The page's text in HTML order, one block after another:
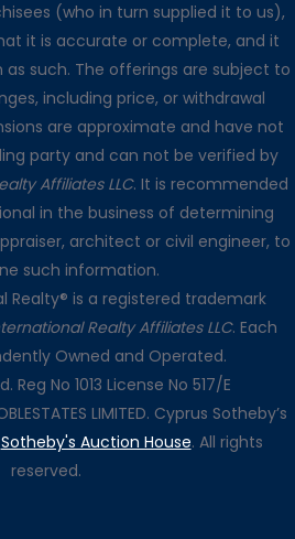
(who in turn supplied it to us),
it is accurate or complete, and it
as such. The offerings are subject to
including price, or withdrawal
are approximate and have not
party and can not be verified by
Affiliates LLC. It is recommended
in the business of determining
architect or civil engineer, to
such information.
Realty® is a registered trademark
Realty Affiliates LLC. Each
Owned and Operated.
Reg No 1013 License No 517/E
LIMITED. Cyprus Sotheby’s
Sotheby's Auction House. All rights
reserved.